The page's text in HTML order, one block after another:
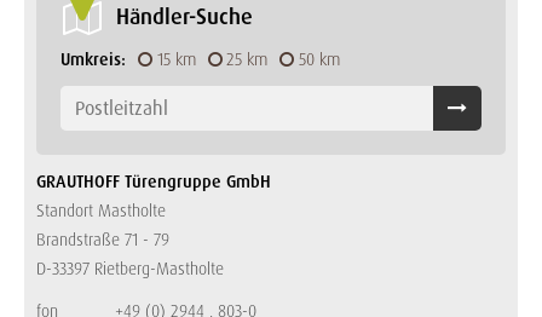
Händler-Suche
Umkreis: 15 km 25 km 50 km
GRAUTHOFF Türengruppe GmbH
Standort Mastholte
Brandstraße 71 - 79
D-33397 Rietberg-Mastholte
fon
+49 (0) 2944 . 803-0